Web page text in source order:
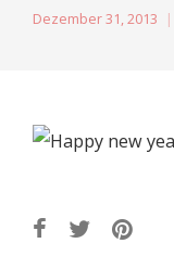
Dezember 31, 2013